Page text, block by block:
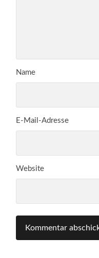
Name
E-Mail-Adresse
Website